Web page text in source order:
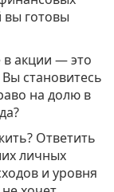
вы готовы
акции — это
становитесь
на долю в
Ответить
личных
и уровня